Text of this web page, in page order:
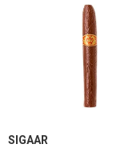
SIGAAR